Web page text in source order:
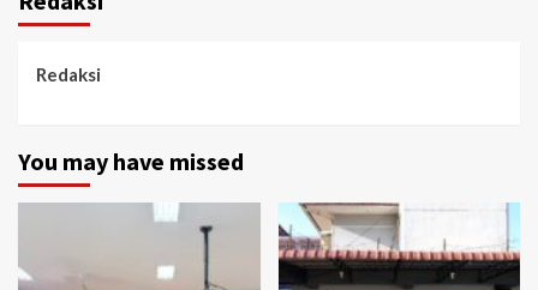
Redaksi
You may have missed